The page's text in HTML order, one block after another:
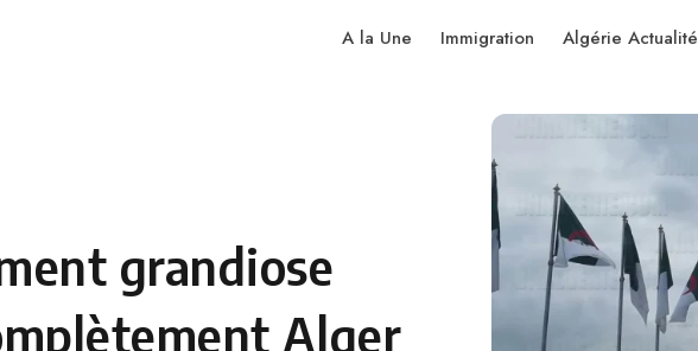
A la Une Immigration Algérie Actualité
grandiose
Alger